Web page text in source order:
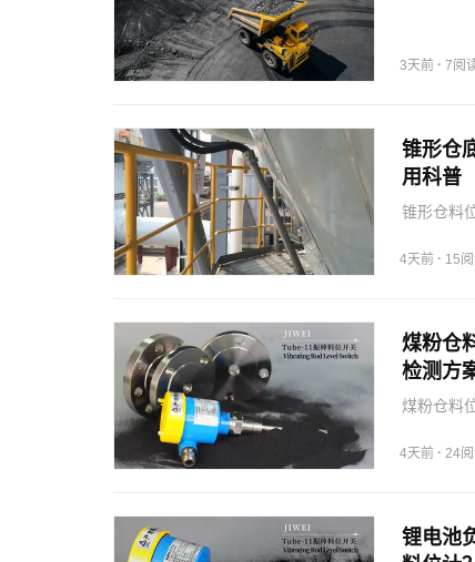
3天前 · 7阅
锥形仓
用科普
锥形仓料
4天前 · 15
煤粉仓
检测方
煤粉仓料
4天前 · 24
锂电池